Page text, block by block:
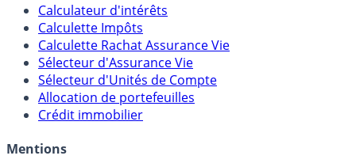
Calculateur d'intérêts
Calculette Impôts
Calculette Rachat Assurance Vie
Sélecteur d'Assurance Vie
Sélecteur d'Unités de Compte
Allocation de portefeuilles
Crédit immobilier
Mentions